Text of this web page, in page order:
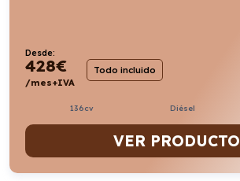
Desde:
428€
/mes+IVA
Todo incluido
136cv Diésel
VER PRODUCTO